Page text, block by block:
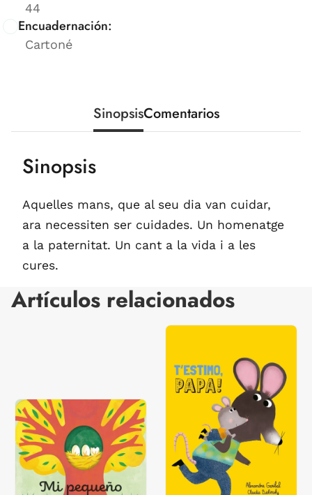
44
Encuadernación:
Cartoné
SinopsisComentarios
Sinopsis
Aquelles mans, que al seu dia van cuidar,
ara necessiten ser cuidades. Un homenatge
a la paternitat. Un cant a la vida i a les
cures.
Artículos relacionados